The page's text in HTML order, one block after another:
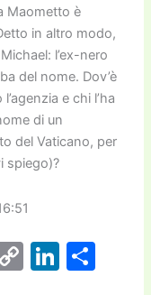
Maometto è
in altro modo,
l’ex-nero
del nome. Dov’è
e chi l’ha
di un
del Vaticano, per
spiego)?
C Li C